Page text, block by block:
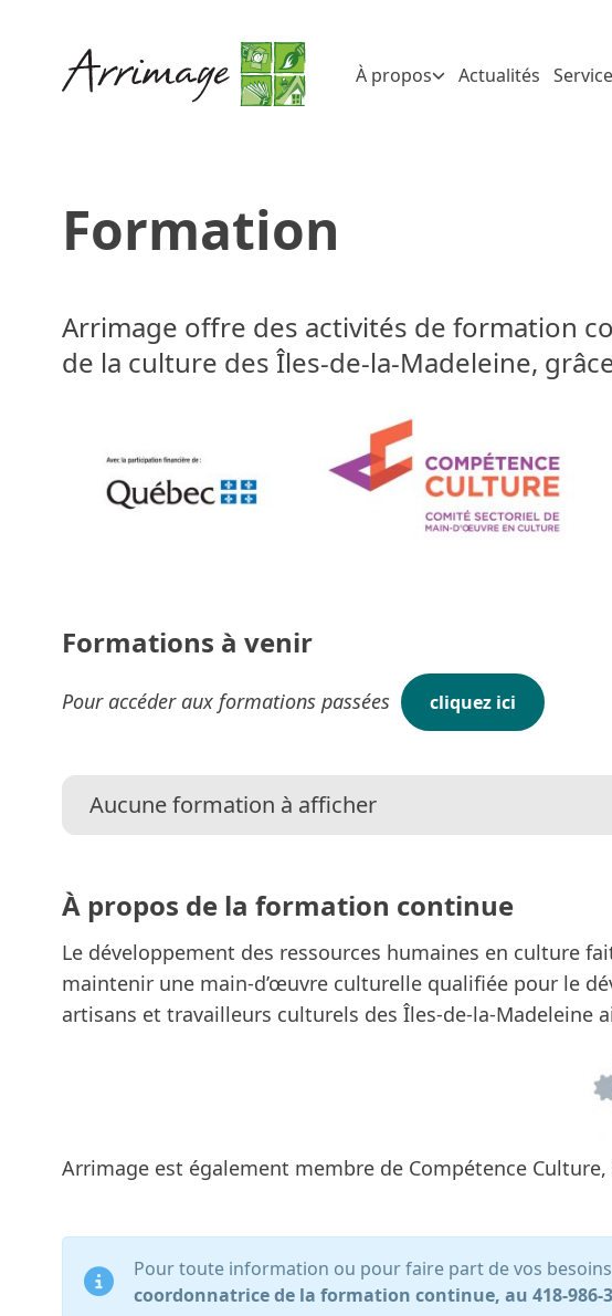
À propos Actualités
Formation
Arrimage offre des activités de formation
de la culture des Îles-de-la-Madeleine,
Formations à venir
Pour accéder aux formations passées cliquez ici
Aucune formation à afficher
À propos de la formation continue
Le développement des ressources humaines en culture
maintenir une main-d’œuvre culturelle qualifiée pour le
artisans et travailleurs culturels des Îles-de-la-Madeleine
Arrimage est également membre de Compétence Culture
Pour toute information ou pour faire part de vos
coordonnatrice de la formation continue, au 418-986-